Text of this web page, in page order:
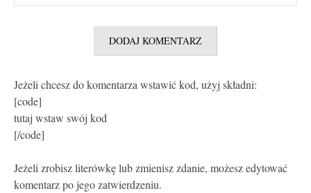
Jeżeli chcesz do komentarza wstawić kod, użyj składni:
[code]
tutaj wstaw swój kod
[/code]
Jeżeli zrobisz literówkę lub zmienisz zdanie, możesz edytować
komentarz po jego zatwierdzeniu.